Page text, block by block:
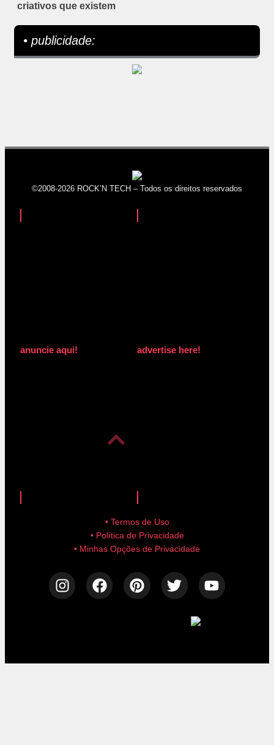
criativos que existem
• publicidade:
©2008-2026 ROCK’N TECH – Todos os direitos reservados
anuncie aqui! advertise here!
• Termos de Uso
• Política de Privacidade
• Minhas Opções de Privacidade